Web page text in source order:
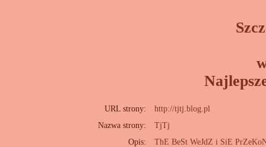
URL strony:
http://tjtj.blog.pl
Nazwa strony:
TjTj
Opis:
ThE BeSt WeJdZ i SiE